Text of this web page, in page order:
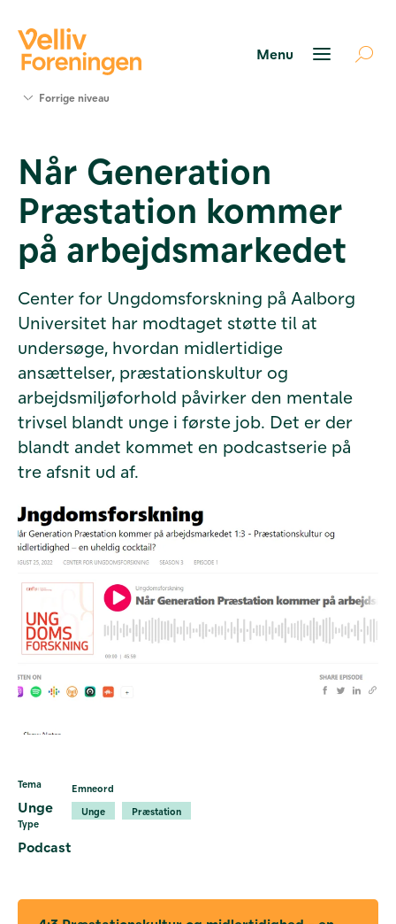
Værktøjer
og viden
Om Velliv
Foreningen
Kontakt
os
Forrige niveau
Når Generation
Præstation kommer
på arbejdsmarkedet
Center for Ungdomsforskning på Aalborg
Universitet har modtaget støtte til at
undersøge, hvordan midlertidige
ansættelser, præstationskultur og
arbejdsmiljøforhold påvirker den mentale
trivsel blandt unge i første job. Det er der
blandt andet kommet en podcastserie på
tre afsnit ud af.
Tema
Unge
Type
Podcast
Emneord
Unge
Præstation